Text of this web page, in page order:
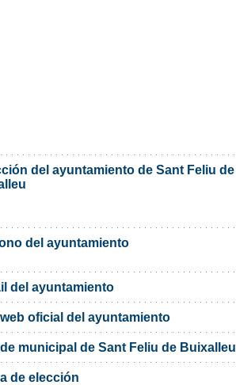
del ayuntamiento de Sant Feliu de
del ayuntamiento
del ayuntamiento
oficial del ayuntamiento
municipal de Sant Feliu de Buixalleu
de elección